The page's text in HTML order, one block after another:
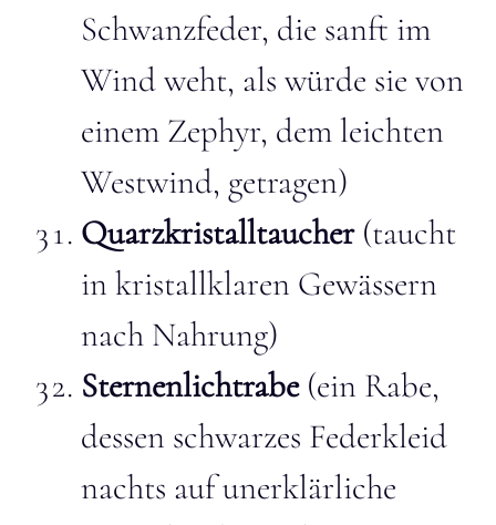
Schwanzfeder, die sanft im
Wind weht, als würde sie von
einem Zephyr, dem leichten
Westwind, getragen)
Quarzkristalltaucher(taucht
in kristallklaren Gewässern
nach Nahrung)
Sternenlichtrabe(ein Rabe,
dessen schwarzes Federkleid
nachts auf unerklärliche